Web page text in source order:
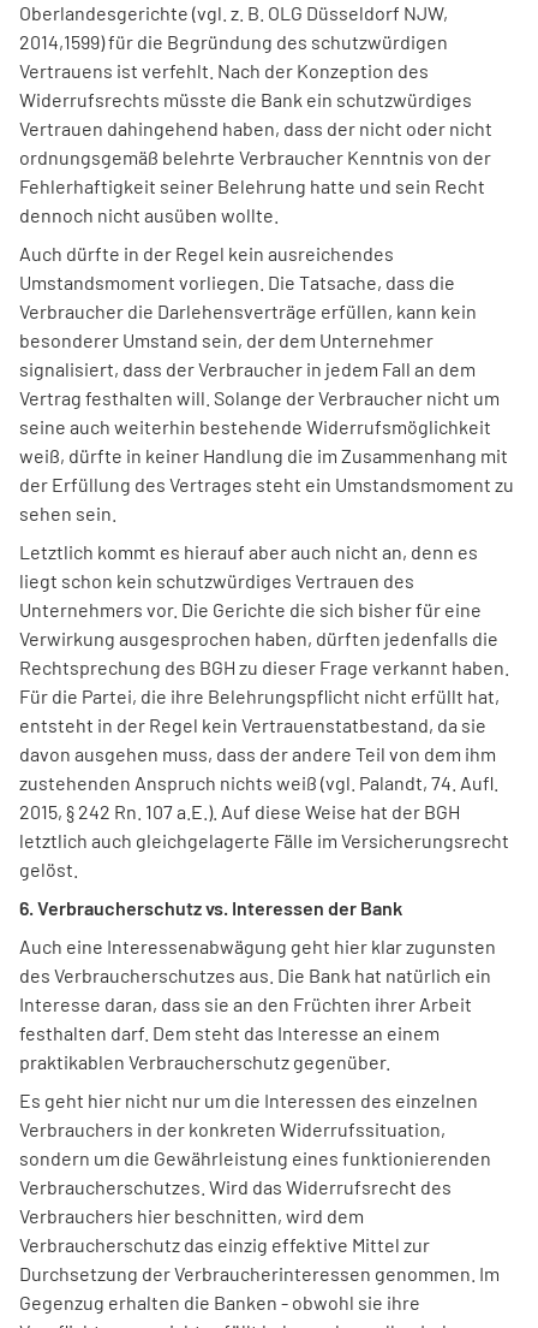
Oberlandesgerichte (vgl. z. B. OLG Düsseldorf NJW,
2014,1599) für die Begründung des schutzwürdigen
Vertrauens ist verfehlt. Nach der Konzeption des
Widerrufsrechts müsste die Bank ein schutzwürdiges
Vertrauen dahingehend haben, dass der nicht oder nicht
ordnungsgemäß belehrte Verbraucher Kenntnis von der
Fehlerhaftigkeit seiner Belehrung hatte und sein Recht
dennoch nicht ausüben wollte.
Auch dürfte in der Regel kein ausreichendes
Umstandsmoment vorliegen. Die Tatsache, dass die
Verbraucher die Darlehensverträge erfüllen, kann kein
besonderer Umstand sein, der dem Unternehmer
signalisiert, dass der Verbraucher in jedem Fall an dem
Vertrag festhalten will. Solange der Verbraucher nicht um
seine auch weiterhin bestehende Widerrufsmöglichkeit
weiß, dürfte in keiner Handlung die im Zusammenhang mit
der Erfüllung des Vertrages steht ein Umstandsmoment zu
sehen sein.
Letztlich kommt es hierauf aber auch nicht an, denn es
liegt schon kein schutzwürdiges Vertrauen des
Unternehmers vor. Die Gerichte die sich bisher für eine
Verwirkung ausgesprochen haben, dürften jedenfalls die
Rechtsprechung des BGH zu dieser Frage verkannt haben.
Für die Partei, die ihre Belehrungspflicht nicht erfüllt hat,
entsteht in der Regel kein Vertrauenstatbestand, da sie
davon ausgehen muss, dass der andere Teil von dem ihm
zustehenden Anspruch nichts weiß (vgl. Palandt, 74. Aufl.
2015, § 242 Rn. 107 a.E.). Auf diese Weise hat der BGH
letztlich auch gleichgelagerte Fälle im Versicherungsrecht
gelöst.
6. Verbraucherschutz vs. Interessen der Bank
Auch eine Interessenabwägung geht hier klar zugunsten
des Verbraucherschutzes aus. Die Bank hat natürlich ein
Interesse daran, dass sie an den Früchten ihrer Arbeit
festhalten darf. Dem steht das Interesse an einem
praktikablen Verbraucherschutz gegenüber.
Es geht hier nicht nur um die Interessen des einzelnen
Verbrauchers in der konkreten Widerrufssituation,
sondern um die Gewährleistung eines funktionierenden
Verbraucherschutzes. Wird das Widerrufsrecht des
Verbrauchers hier beschnitten, wird dem
Verbraucherschutz das einzig effektive Mittel zur
Durchsetzung der Verbraucherinteressen genommen. Im
Gegenzug erhalten die Banken - obwohl sie ihre